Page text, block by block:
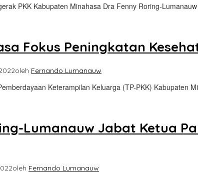
PKK Kabupaten Minahasa Dra Fenny Roring-Lumanauw
Fokus Peningkatan
oleh Fernando Lumanauw
Keterampilan Keluarga (TP-PKK) Kabupaten
Lumanauw Jabat Ketua
oleh Fernando Lumanauw